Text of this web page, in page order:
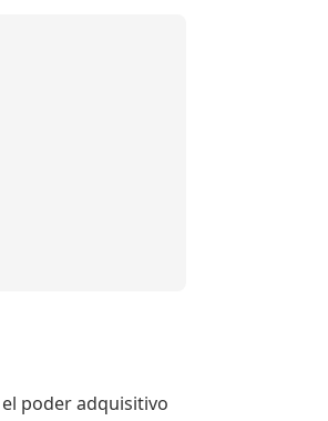
poder adquisitivo